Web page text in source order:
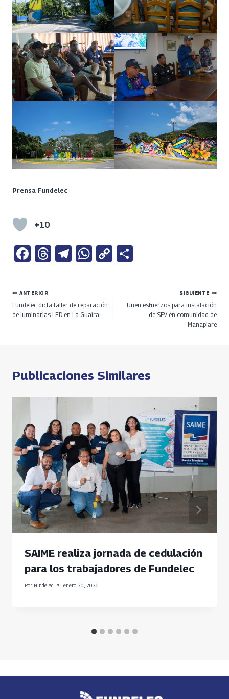
Prensa Fundelec
+10
Fa
b
o
o
T
a
ds
Te
a
m
W
s
A
C
Li
n
e
Navegación
de
ANTERIOR
Fundelec dicta taller de reparación
de luminarias LED en La Guaira
SIGUIENTE
Unen esfuerzos para instalación
de SFV en comunidad de
Manapiare
Publicaciones Similares
SAIME realiza jornada de cedulación
para los trabajadores de Fundelec
Por Fundelec enero 20, 2026